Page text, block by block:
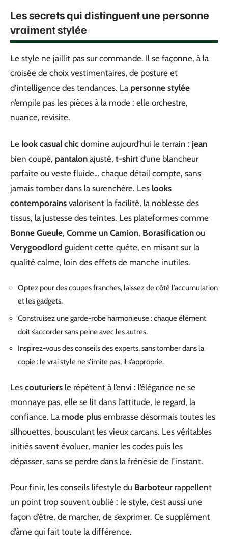
Les secrets qui distinguent une personne
vraiment stylée
Le style ne jaillit pas sur commande. Il se façonne, à la
croisée de choix vestimentaires, de posture et
d’intelligence des tendances. La personne stylée
n’empile pas les pièces à la mode : elle orchestre,
nuance, revisite.
Le look casual chic domine aujourd’hui le terrain : jean
bien coupé, pantalon ajusté, t-shirt d’une blancheur
parfaite ou veste fluide… chaque détail compte, sans
jamais tomber dans la surenchère. Les looks
contemporains valorisent la facilité, la noblesse des
tissus, la justesse des teintes. Les plateformes comme
Bonne Gueule, Comme un Camion, Borasification ou
Verygoodlord guident cette quête, en misant sur la
qualité calme, loin des effets de manche inutiles.
Optez pour des coupes franches, laissez de côté l’accumulation
et les gadgets.
Construisez une garde-robe harmonieuse : chaque élément
doit s’accorder sans peine avec les autres.
Inspirez-vous des conseils des experts, sans tomber dans la
copie : le vrai style ne s’imite pas, il s’approprie.
Les couturiers le répètent à l’envi : l’élégance ne se
monnaye pas, elle se lit dans l’attitude, le regard, la
confiance. La mode plus embrasse désormais toutes les
silhouettes, bousculant les vieux carcans. Les véritables
initiés savent évoluer, manier les codes puis les
dépasser, sans se perdre dans la frénésie de l’instant.
Pour finir, les conseils lifestyle du Barboteur rappellent
un point trop souvent oublié : le style, c’est aussi une
façon d’être, de marcher, de s’exprimer. Ce supplément
d’âme qui fait toute la différence.